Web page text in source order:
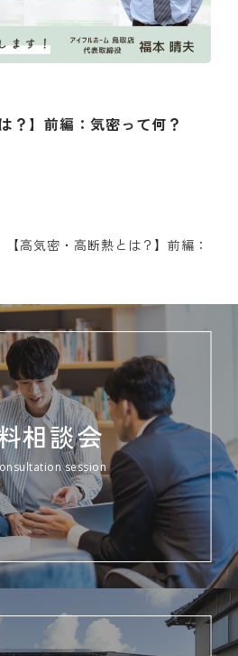
？】前編：気密って何？
【高気密・高断熱とは？】前編：
相談会
session